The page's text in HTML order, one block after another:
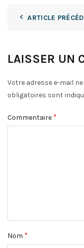
ARTICLE
LAISSER UN
Votre adresse e-mail
obligatoires sont
Commentaire *
Nom *